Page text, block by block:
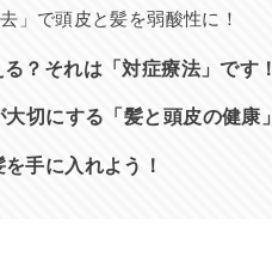
」で頭皮と髪を弱酸性に！
？それは「対症療法」です！
切にする「髪と頭皮の健康」
手に入れよう！